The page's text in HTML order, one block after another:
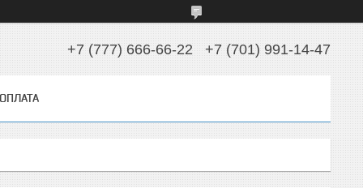
+7 (777) 666-66-22 +7 (701) 991-14-47